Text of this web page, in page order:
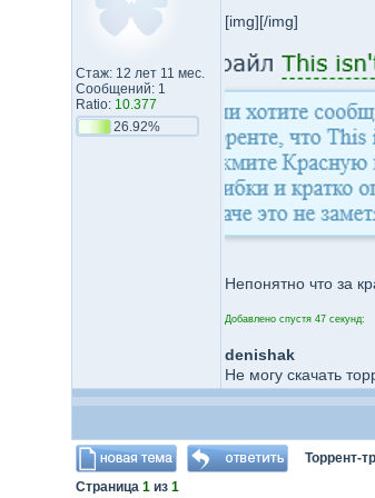
Стаж: 12 лет 11 мес.
Сообщений: 1
Ratio: 10.377
26.92%
[img][/img]
Непонятно что за
Добавлено спустя 47 секунд:
denishak
Не могу скачать
Торрент-
Страница 1из 1